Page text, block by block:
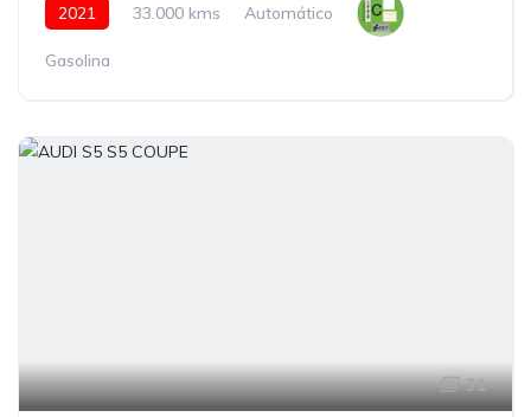
2021 33.000 kms Automático
Gasolina
31